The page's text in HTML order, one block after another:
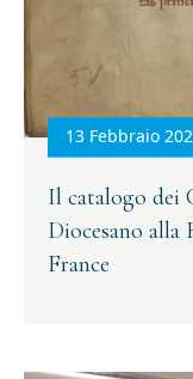
13 Febbraio
Il catalogo dei
Diocesano
France